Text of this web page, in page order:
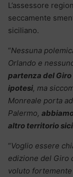
L’assessore
seccamente
siciliano.
“Nessuna
Orlando e
partenza del Giro
ipotesi, ma
Monreale porta
Palermo,
altro territorio
“Voglio essere
edizione del Giro
voluto